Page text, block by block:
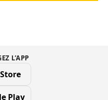
L’APP
Play